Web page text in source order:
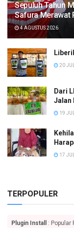
Sepuluh Tahun
Safura Merawat
4 AGUSTUS 2026
20
Dari
Jalan
19
17
TERPOPULER
Plugin Install
: Popular